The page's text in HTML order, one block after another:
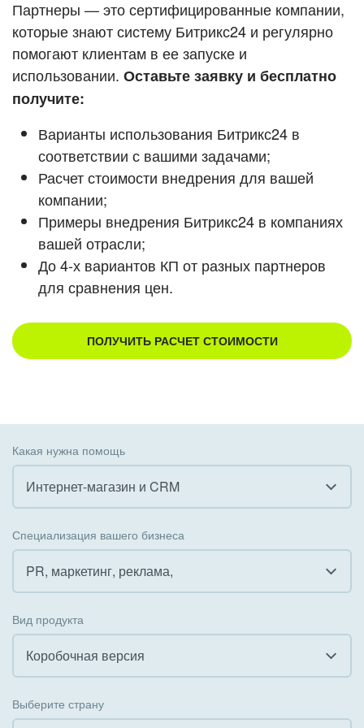
ВХОД
ВХОД
Смотреть видеокейсы
Партнеры — это сертифицированные компании,
которые знают систему Битрикс24 и регулярно
помогают клиентам в ее запуске и
использовании. Оставьте заявку и бесплатно
получите:
Варианты использования Битрикс24 в
соответствии с вашими задачами;
Расчет стоимости внедрения для вашей
компании;
Примеры внедрения Битрикс24 в компаниях
вашей отрасли;
До 4-х вариантов КП от разных партнеров
для сравнения цен.
ПОЛУЧИТЬ РАСЧЕТ СТОИМОСТИ
Какая нужна помощь
Интернет-магазин и CRM
Внедрение КЭДО
Интеграция с 1С
Организация задач и проектов
Внедрение Бизнес-процессов
Специализация вашего бизнеса
PR, маркетинг, реклама,
Государственные организации
Коммунальные услуги, ЖКХ
Вид продукта
Коробочная версия
Выберите страну